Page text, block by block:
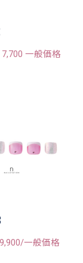
一般価格
一般価格